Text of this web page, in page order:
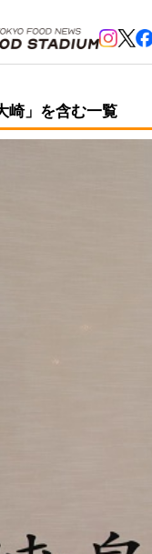
崎」を含む一覧